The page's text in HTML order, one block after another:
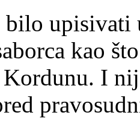
bilo upisivati
kao
Kordunu. I